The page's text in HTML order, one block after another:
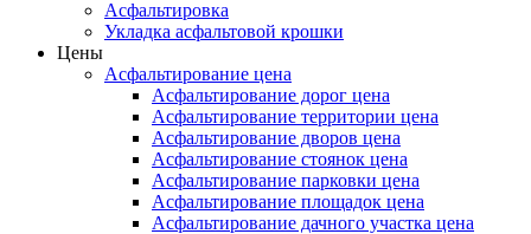
Асфальтировка
Укладка асфальтовой крошки
Цены
Асфальтирование цена
Асфальтирование дорог цена
Асфальтирование территории цена
Асфальтирование дворов цена
Асфальтирование стоянок цена
Асфальтирование парковки цена
Асфальтирование площадок цена
Асфальтирование дачного участка цена